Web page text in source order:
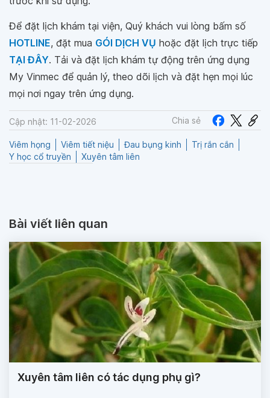
Để đặt lịch khám tại viện, Quý khách vui lòng bấm số
HOTLINE, đặt mua GÓI DỊCH VỤ hoặc đặt lịch trực tiếp
TẠI ĐÂY. Tải và đặt lịch khám tự động trên ứng dụng
My Vinmec để quản lý, theo dõi lịch và đặt hẹn mọi lúc
mọi nơi ngay trên ứng dụng.
Cập nhật: 11-02-2026 Chia sẻ
Viêm họng Viêm tiết niệu Đau bụng kinh
Trị rắn cắn
Y học cổ truyền
Xuyên tâm liên
Bài viết liên quan
Xuyên tâm liên có tác dụng phụ gì?